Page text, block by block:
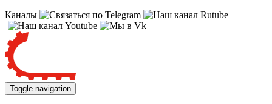
Каналы
Toggle navigation